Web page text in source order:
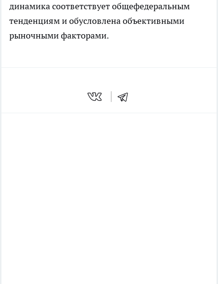
динамика соответствует общефедеральным
тенденциям и обусловлена объективными
рыночными факторами.